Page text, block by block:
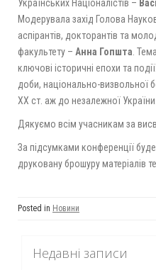
Українських Націоналістів –
Модерувала захід Голова
аспірантів, докторантів та
факультету – Анна Гопшта .
ключові історичні епохи та
доби, національно-визвольної
XX ст. аж до незалежної України.
Дякуємо всім учасникам за
За підсумками конференції
друковану брошуру матеріалів
Posted in Новини
Недавні записи